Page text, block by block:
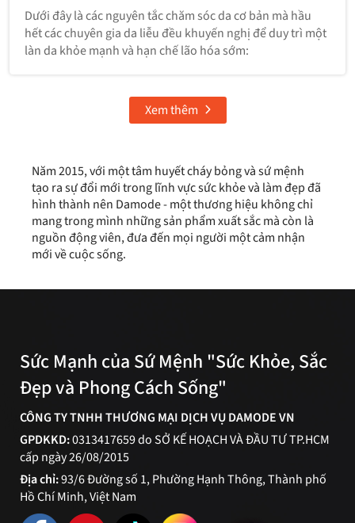
Dưới đây là các nguyên tắc chăm sóc da cơ bản mà hầu
hết các chuyên gia da liễu đều khuyến nghị để duy trì một
làn da khỏe mạnh và hạn chế lão hóa sớm:
Xem thêm
Năm 2015, với một tâm huyết cháy bỏng và sứ mệnh
tạo ra sự đổi mới trong lĩnh vực sức khỏe và làm đẹp đã
hình thành nên Damode - một thương hiệu không chỉ
mang trong mình những sản phẩm xuất sắc mà còn là
nguồn động viên, đưa đến mọi người một cảm nhận
mới về cuộc sống.
Sức Mạnh của Sứ Mệnh "Sức Khỏe, Sắc
Đẹp và Phong Cách Sống"
CÔNG TY TNHH THƯƠNG MẠI DỊCH VỤ DAMODE VN
GPDKKD:0313417659 do SỞ KẾ HOẠCH VÀ ĐẦU TƯ TP.HCM
cấp ngày 26/08/2015
Địa chỉ:93/6 Đường số 1, Phường Hạnh Thông, Thành phố
Hồ Chí Minh, Việt Nam